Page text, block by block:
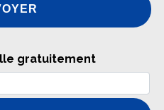
gratuitement